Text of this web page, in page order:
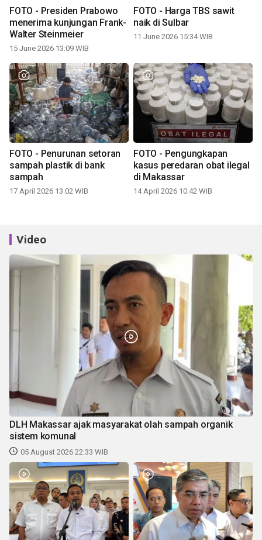
FOTO - Presiden Prabowo
menerima kunjungan Frank-
Walter Steinmeier
15 June 2026 13:09 WIB
FOTO - Harga TBS sawit
naik di Sulbar
11 June 2026 15:34 WIB
FOTO - Penurunan setoran
sampah plastik di bank
sampah
17 April 2026 13:02 WIB
FOTO - Pengungkapan
kasus peredaran obat ilegal
di Makassar
14 April 2026 10:42 WIB
Video
DLH Makassar ajak masyarakat olah sampah organik
sistem komunal
05 August 2026 22:33 WIB